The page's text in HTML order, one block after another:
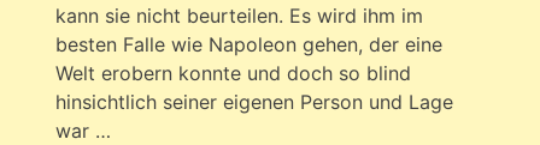
kann sie nicht beurteilen. Es wird ihm im
besten Falle wie Napoleon gehen, der eine
Welt erobern konnte und doch so blind
hinsichtlich seiner eigenen Person und Lage
war …